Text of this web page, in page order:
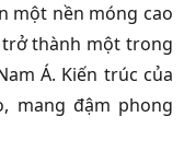
một nền móng cao
thành một trong
Á. Kiến trúc của
mang đậm phong